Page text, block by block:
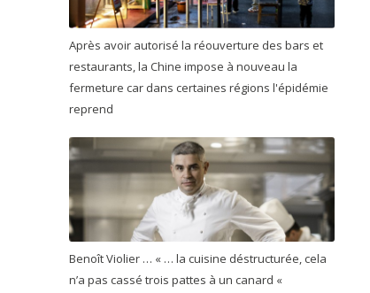
Après avoir autorisé la réouverture des bars et
restaurants, la Chine impose à nouveau la
fermeture car dans certaines régions l'épidémie
reprend
Benoît Violier … « … la cuisine déstructurée, cela
n’a pas cassé trois pattes à un canard «